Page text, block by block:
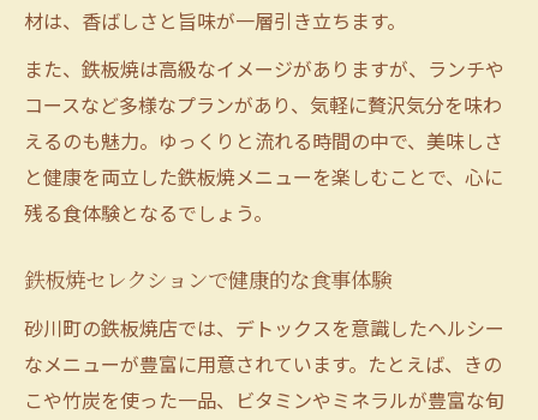
材は、香ばしさと旨味が一層引き立ちます。
また、鉄板焼は高級なイメージがありますが、ランチや
コースなど多様なプランがあり、気軽に贅沢気分を味わ
えるのも魅力。ゆっくりと流れる時間の中で、美味しさ
と健康を両立した鉄板焼メニューを楽しむことで、心に
残る食体験となるでしょう。
鉄板焼セレクションで健康的な食事体験
砂川町の鉄板焼店では、デトックスを意識したヘルシー
なメニューが豊富に用意されています。たとえば、きの
こや竹炭を使った一品、ビタミンやミネラルが豊富な旬